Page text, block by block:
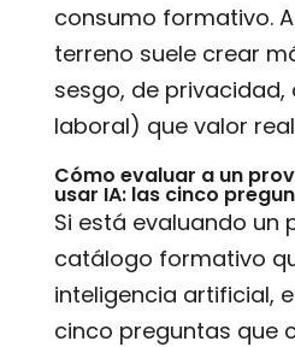
consumo formativo.
terreno suele crear
sesgo, de privacidad,
laboral) que valor
Cómo evaluar a un
usar IA: las cinco
Si está evaluando un
catálogo formativo
inteligencia artificial,
cinco preguntas que